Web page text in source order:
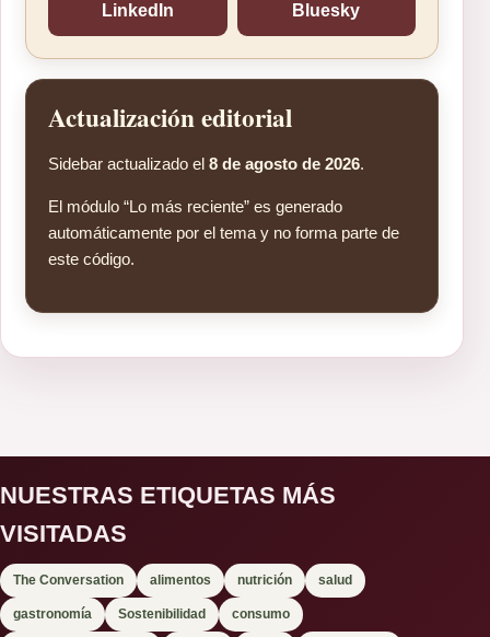
LinkedIn Bluesky
Actualización editorial
Sidebar actualizado el 8 de agosto de 2026.
El módulo “Lo más reciente” es generado
automáticamente por el tema y no forma parte de
este código.
NUESTRAS ETIQUETAS MÁS
VISITADAS
The Conversation alimentos nutrición salud
gastronomía Sostenibilidad consumo